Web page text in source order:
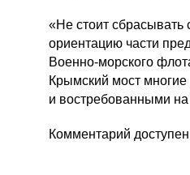
«Не стоит сбрасывать
ориентацию части
Военно-морского
Крымский мост
и востребованными
Комментарий